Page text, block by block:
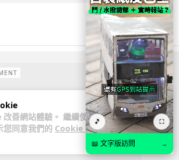
善網站體驗。 繼續使用
您同意我們的 Cookie 政
🎵 ⛶
📖 文字版訪問 →